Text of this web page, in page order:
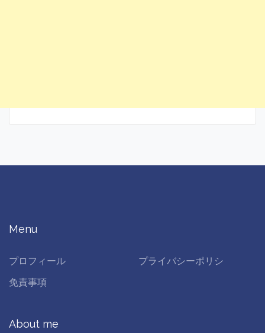
Menu
プロフィール
プライバシーポリシ
免責事項
About me